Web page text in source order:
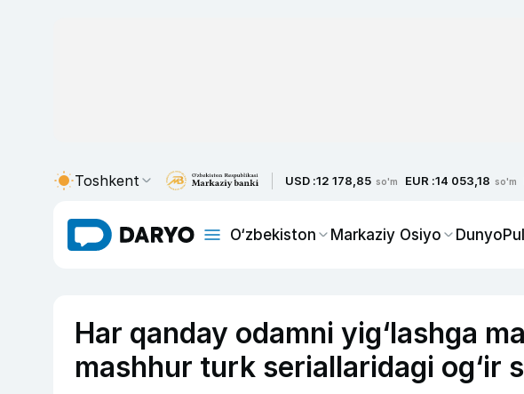
Toshkent USD :12 178,85 so'm EUR :14 053,18 so'm
O‘zbekiston Markaziy Osiyo DunyoPul
Har qanday odamni yig‘lashga
mashhur turk seriallaridagi og‘ir